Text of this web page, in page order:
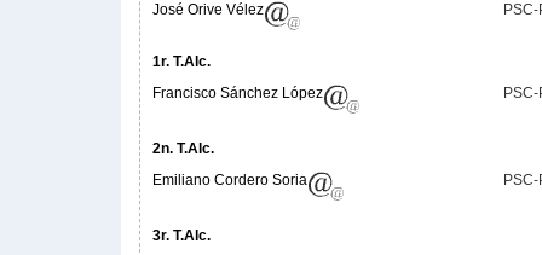
José Orive Vélez
PSC-
1r. T.Alc.
Francisco Sánchez López
PSC-
2n. T.Alc.
Emiliano Cordero Soria
PSC-
3r. T.Alc.